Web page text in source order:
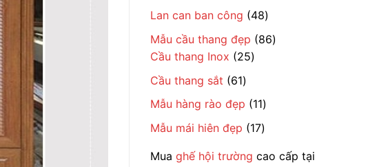
phẩm
sản
phẩm
Lan can ban công 4848
sản
phẩm
Mẫu cầu thang đẹp 8686
Cầu thang Inox 2525
Cầu thang sắt 6161
sản
phẩm
Mẫu hàng rào đẹp 1111
sản
phẩm
Mẫu mái hiên đẹp 1717
phẩm
Mua ghế hội trường cao cấp tại